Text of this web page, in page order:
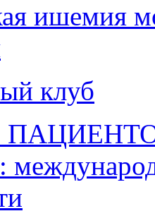
ишемия
клуб